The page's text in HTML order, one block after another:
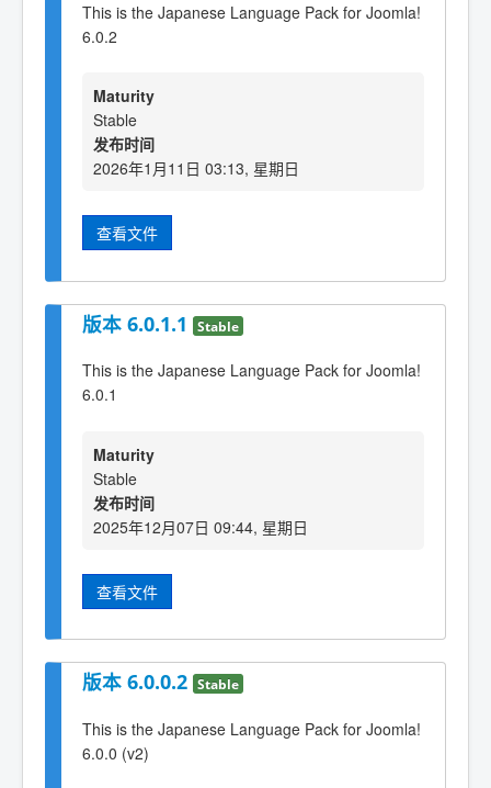
This is the Japanese Language Pack for Joomla!
6.0.2
Maturity
Stable
发布时间
2026年1月11日 03:13, 星期日
查看文件
版本 6.0.1.1 Stable
This is the Japanese Language Pack for Joomla!
6.0.1
Maturity
Stable
发布时间
2025年12月07日 09:44, 星期日
查看文件
版本 6.0.0.2 Stable
This is the Japanese Language Pack for Joomla!
6.0.0 (v2)